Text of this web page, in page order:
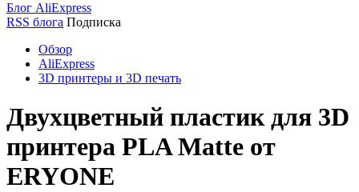
Блог AliExpress
RSS блога Подписка
Обзор
AliExpress
3D принтеры и 3D печать
Двухцветный пластик для 3D
принтера PLA Matte от
ERYONE